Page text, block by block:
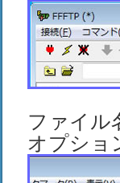
ファイル
オプショ